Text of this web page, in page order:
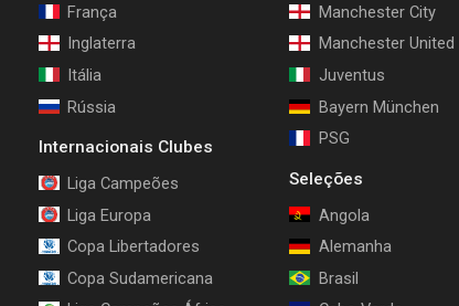
França
Inglaterra
Itália
Rússia
Internacionais Clubes
Liga Campeões
Liga Europa
Copa Libertadores
Copa Sudamericana
Manchester City
Manchester United
Juventus
Bayern München
PSG
Seleções
Angola
Alemanha
Brasil